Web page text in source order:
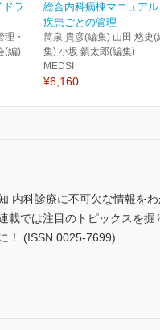
ラ
・
(編)
総合内科病棟マニュア
疾患ごとの管理
筒泉 貴彦(編集) 山田 悠史(
集) 小坂 鎮太郎(編集)
MEDSI
¥6,160
科診療に不可欠な情報を
では注目のトピックスを
！ (ISSN 0025-7699)